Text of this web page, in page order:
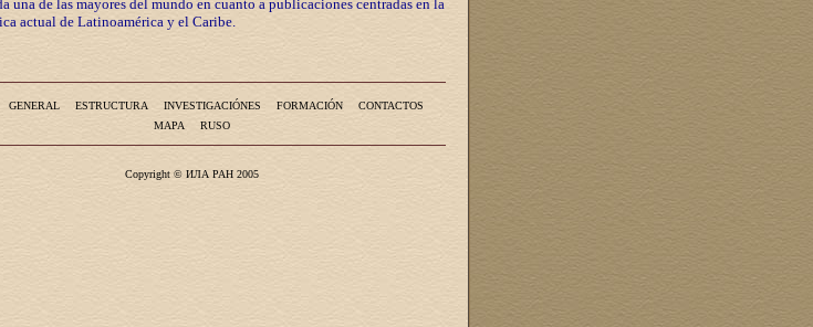
una de las mayores del mundo en cuanto a publicaciones centradas en la
actual de Latinoamérica y el Caribe.
GENERAL ESTRUCTURA INVESTIGACIÓNES FORMACIÓN
CONTACTOS
MAPA
RUSO
Copyright © ИЛА РАН 2005